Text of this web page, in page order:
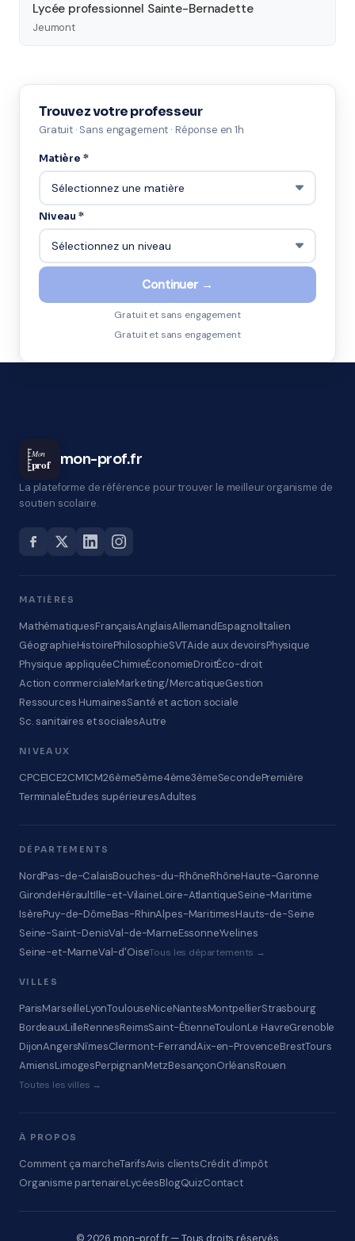
Lycée professionnel Sainte-Bernadette
Jeumont
Trouvez votre professeur
Gratuit · Sans engagement · Réponse en 1h
Matière *
Niveau *
Continuer →
Gratuit et sans engagement
Gratuit et sans engagement
Mon
prof mon-prof.fr
La plateforme de référence pour trouver le meilleur organisme de
soutien scolaire.
MATIÈRES
MathématiquesFrançaisAnglaisAllemandEspagnolItalien
GéographieHistoirePhilosophieSVTAide aux devoirsPhysique
Physique appliquéeChimieÉconomieDroitÉco-droit
Action commercialeMarketing/MercatiqueGestion
Ressources HumainesSanté et action sociale
Sc. sanitaires et socialesAutre
NIVEAUX
CPCE1CE2CM1CM26ème5ème4ème3èmeSecondePremière
TerminaleÉtudes supérieuresAdultes
DÉPARTEMENTS
NordPas-de-CalaisBouches-du-RhôneRhôneHaute-Garonne
GirondeHéraultIlle-et-VilaineLoire-AtlantiqueSeine-Maritime
IsèrePuy-de-DômeBas-RhinAlpes-MaritimesHauts-de-Seine
Seine-Saint-DenisVal-de-MarneEssonneYvelines
Seine-et-MarneVal-d'OiseTous les départements →
VILLES
ParisMarseilleLyonToulouseNiceNantesMontpellierStrasbourg
BordeauxLilleRennesReimsSaint-ÉtienneToulonLe HavreGrenoble
DijonAngersNîmesClermont-FerrandAix-en-ProvenceBrestTours
AmiensLimogesPerpignanMetzBesançonOrléansRouen
Toutes les villes →
À PROPOS
Comment ça marcheTarifsAvis clientsCrédit d'impôt
Organisme partenaireLycéesBlogQuizContact
© 2026 mon-prof.fr — Tous droits réservés